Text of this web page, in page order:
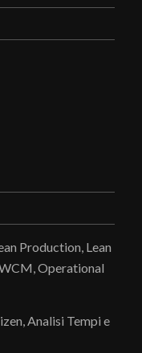
Production, Lean
Operational
Analisi Tempi e